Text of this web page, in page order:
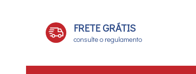
FRETE GRÁTIS
consulte o regulamento